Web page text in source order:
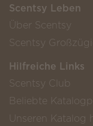
Scentsy Leben
Über Scentsy
Scentsy
Hilfreiche Links
Scentsy Club
Beliebte
Unseren Katalog